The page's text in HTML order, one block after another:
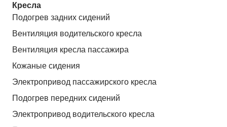
Кресла
Подогрев задних сидений
Вентиляция водительского кресла
Вентиляция кресла пассажира
Кожаные сидения
Электропривод пассажирского кресла
Подогрев передних сидений
Электропривод водительского кресла